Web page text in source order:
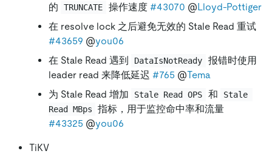
的
TRUNCATE 操作速度 #43070 @Lloyd-Pottiger
在 resolve lock 之后避免无效的 Stale Read 重试
#43659 @you06
在 Stale Read 遇到
DataIsNotReady
报错时使用
leader read 来降低延迟 #765 @Tema
为 Stale Read 增加
Stale Read OPS 和
Stale
Read MBps
指标，用于监控命中率和流量
#43325 @you06
TiKV